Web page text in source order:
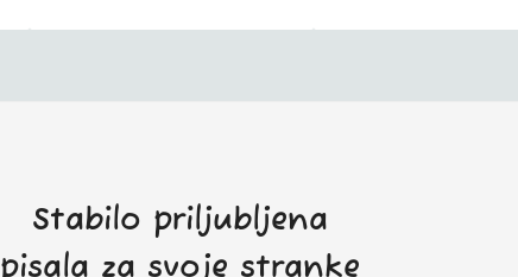
Stabilo priljubljena
pisala za svoje stranke